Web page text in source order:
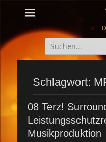
Suche
nach:
Schlagwort:
08 Terz!
Musikproduktion